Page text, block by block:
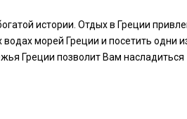
истории. Отдых в Греции
морей Греции и посетить одни
Греции позволит Вам насладиться